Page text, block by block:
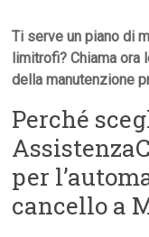
Ti serve un piano di
limitrofi? Chiama ora
della manutenzione
Perché
per
cancello a